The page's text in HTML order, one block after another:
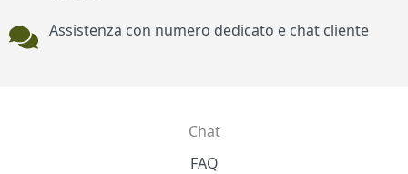
Assistenza con numero dedicato e chat cliente
Chat
FAQ